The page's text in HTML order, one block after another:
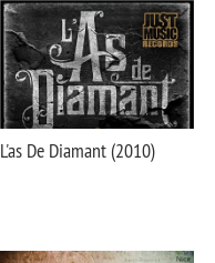
L'as De Diamant (2010)